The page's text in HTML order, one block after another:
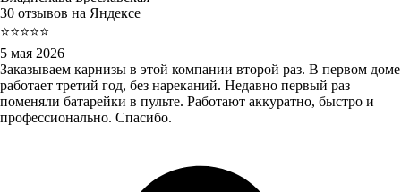
30 отзывов на Яндексе
⭐⭐⭐⭐⭐
5 мая 2026
Заказываем карнизы в этой компании второй раз. В первом доме
работает третий год, без нареканий. Недавно первый раз
поменяли батарейки в пульте. Работают аккуратно, быстро и
профессионально. Спасибо.